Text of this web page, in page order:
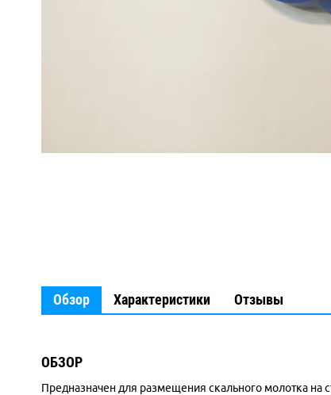
Обзор Характеристики Отзывы
ОБЗОР
Предназначен для размещения скального молотка на